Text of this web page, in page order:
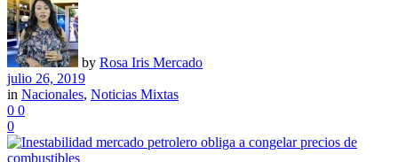
by Rosa Iris Mercado
julio 26, 2019
in Nacionales, Noticias Mixtas
0 0
0